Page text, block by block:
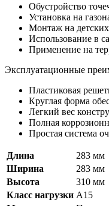
Обустройство
Установка на
Монтаж на
Использование в
Применение на
Эксплуатационные
Пластиковая
Круглая форма
Легкий вес
Полная
Простая система
Длина
283 мм
Ширина
283 мм
Высота
310 мм
Класс нагрузки A15